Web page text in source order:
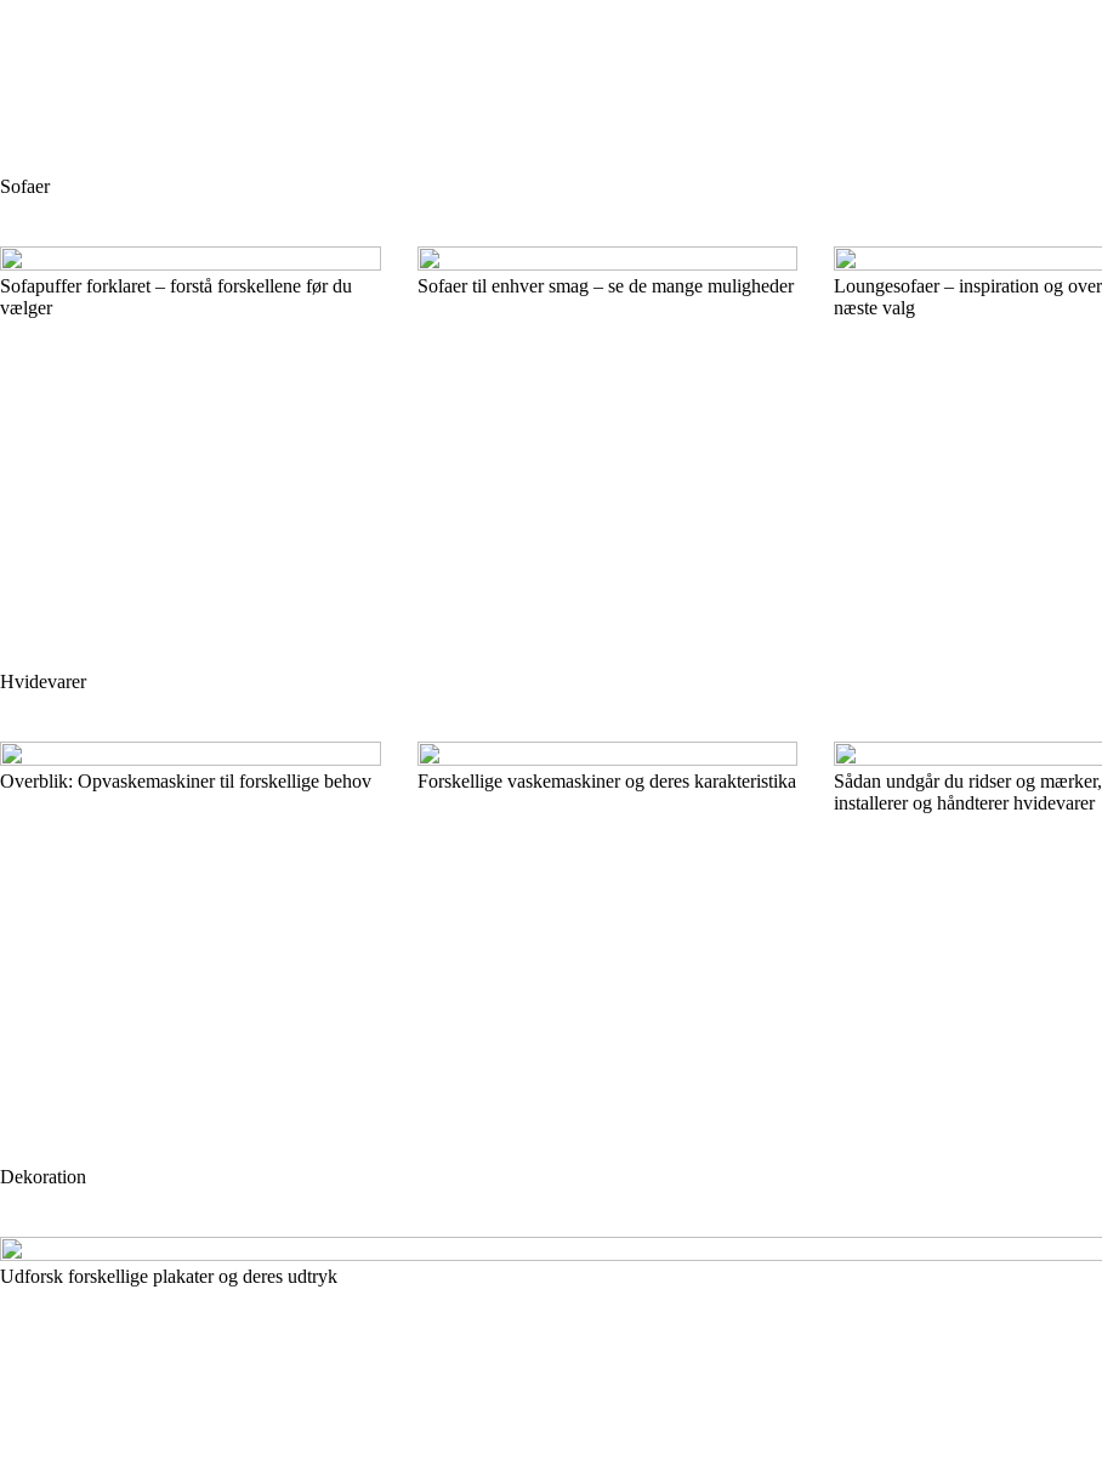
Sofaer
Sofapuffer forklaret – forstå forskellene før du
vælger
Sofaer til enhver smag – se de mange muligheder
Loungesofaer – inspiration og
næste valg
Hvidevarer
Overblik: Opvaskemaskiner til forskellige behov Forskellige vaskemaskiner og deres karakteristika
Sådan undgår du ridser og
installerer og håndterer hvidevarer
Dekoration
Udforsk forskellige plakater og deres udtryk